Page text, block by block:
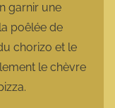
garnir une
poêlée de
chorizo et le
le chèvre